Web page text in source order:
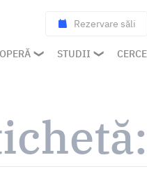
Rezervare săli
STUDII